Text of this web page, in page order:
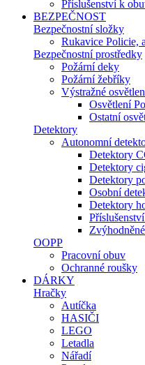
Příslušenství k
BEZPEČNOST
Bezpečnostní složky
Rukavice Policie,
Bezpečnostní prostředky
Požární deky
Požární žebříky
Výstražné
Osvětlení
Ostatní
Detektory
Autonomní
Detektory
Detektory
Detektory
Osobní
Detektory
OOPP
Pracovní obuv
Ochranné roušky
DÁRKY
Hračky
Autíčka
HASIČI
LEGO
Letadla
Nářadí